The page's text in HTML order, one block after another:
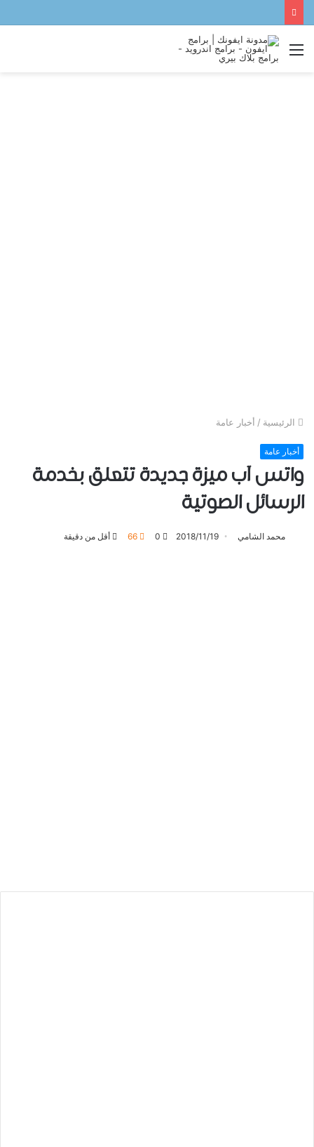
القائمة
الرئيسية / أخبار عامة
أخبار عامة
واتس آب ميزة جديدة تتعلق بخدمة
الرسائل الصوتية
محمد الشامي 2018/11/19
0
66 أقل من دقيقة